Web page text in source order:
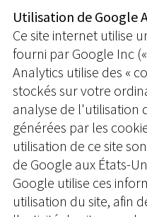
Utilisation de Google
Ce site internet utilise
fourni par Google Inc
Analytics utilise des «
stockés sur votre
analyse de l'utilisation
générées par les
utilisation de ce site
de Google aux États-
Google utilise ces
utilisation du site, afin